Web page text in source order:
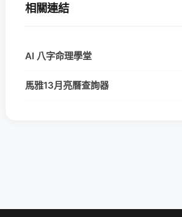
相關連結
AI 八字命理學堂
馬雅13月亮曆查詢器